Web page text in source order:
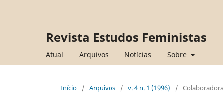
Revista Estudos Feministas
Atual Arquivos Notícias Sobre
Início / Arquivos / v. 4 n. 1 (1996) /